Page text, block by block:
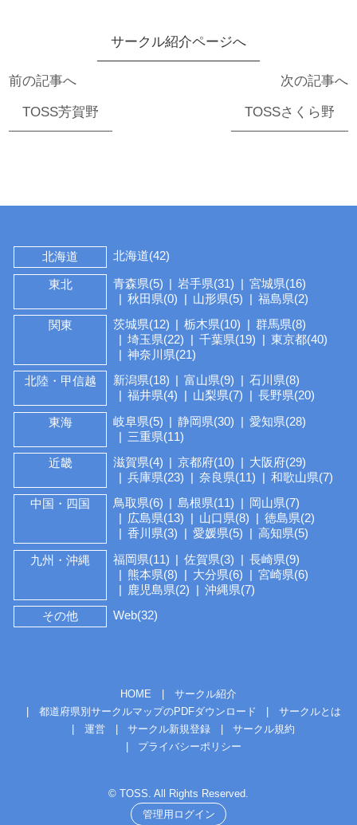
サークル紹介ページへ
前の記事へ
TOSS芳賀野
次の記事へ
TOSSさくら野
北海道 北海道(42)
東北 青森県(5) 岩手県(31)
宮城県(16)
秋田県(0)
山形県(5) 福島県(2)
関東 茨城県(12) 栃木県(10)
群馬県(8)
埼玉県(22)
千葉県(19)
東京都(40)
神奈川県(21)
北陸・甲信越 新潟県(18) 富山県(9)
石川県(8)
福井県(4)
山梨県(7) 長野県(20)
東海 岐阜県(5) 静岡県(30)
愛知県(28)
三重県(11)
近畿 滋賀県(4) 京都府(10)
大阪府(29)
兵庫県(23)
奈良県(11) 和歌山県(7)
中国・四国 鳥取県(6) 島根県(11)
岡山県(7)
広島県(13)
山口県(8)
徳島県(2)
香川県(3)
愛媛県(5) 高知県(5)
九州・沖縄 福岡県(11) 佐賀県(3)
長崎県(9)
熊本県(8)
大分県(6)
宮崎県(6)
鹿児島県(2)
沖縄県(7)
その他 Web(32)
HOME
サークル紹介
都道府県別サークルマップのPDFダウンロード
サークルとは
運営
サークル新規登録
サークル規約
プライバシーポリシー
© TOSS. All Rights Reserved.
管理用ログイン